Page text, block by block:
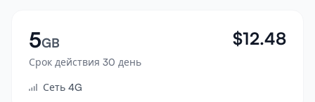
5GB
Срок действия 30 день
$12.48
Сеть 4G